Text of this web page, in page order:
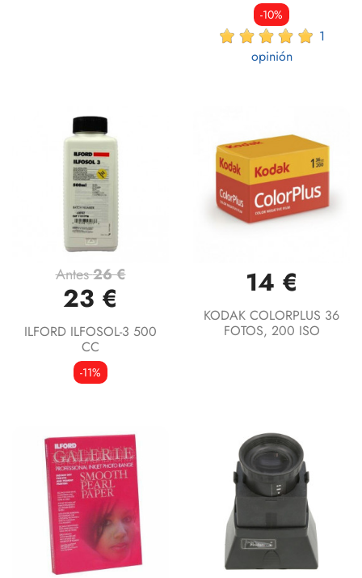
-10%
1
opinión
Antes26 €
23 €
ILFORD ILFOSOL-3 500
CC
-11%
14 €
KODAK COLORPLUS 36
FOTOS, 200 ISO